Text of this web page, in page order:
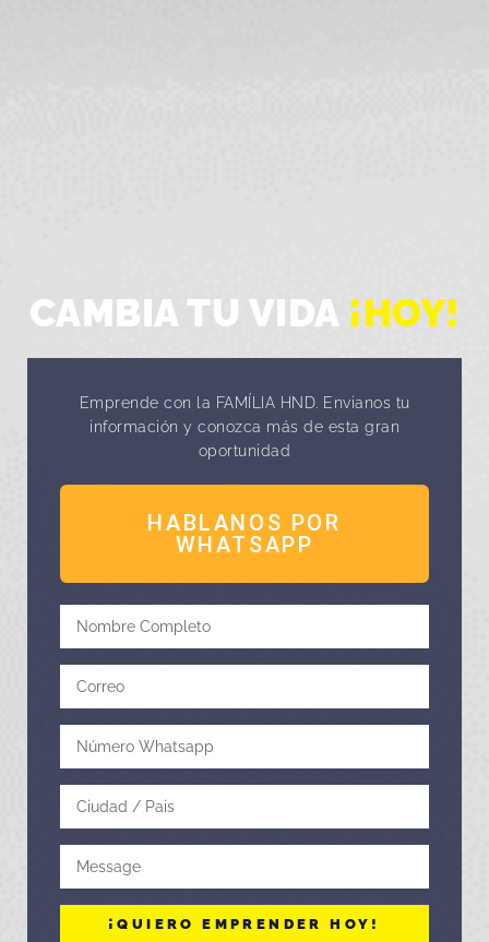
CAMBIA TU VIDA ¡HOY!
Emprende con la FAMÍLIA HND. Envianos tu
información y conozca más de esta gran
oportunidad
HABLANOS POR
WHATSAPP
¡QUIERO EMPRENDER HOY!